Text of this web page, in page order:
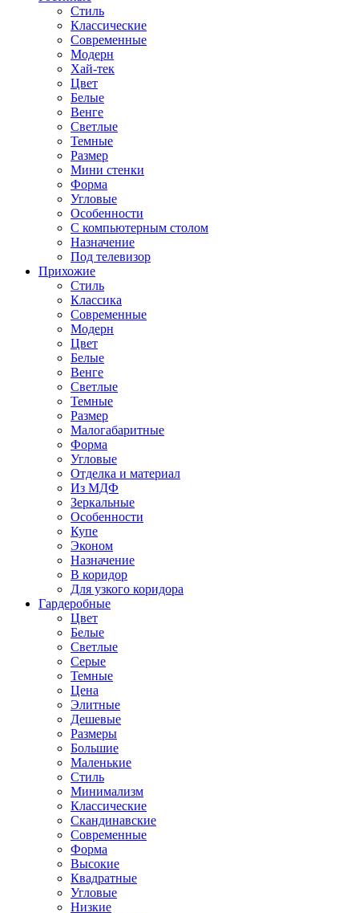
Стиль
Классические
Современные
Модерн
Хай-тек
Цвет
Белые
Венге
Светлые
Темные
Размер
Мини стенки
Форма
Угловые
Особенности
С компьютерным столом
Назначение
Под телевизор
Прихожие
Стиль
Классика
Современные
Модерн
Цвет
Белые
Венге
Светлые
Темные
Размер
Малогабаритные
Форма
Угловые
Отделка и материал
Из МДФ
Зеркальные
Особенности
Купе
Эконом
Назначение
В коридор
Для узкого коридора
Гардеробные
Цвет
Белые
Светлые
Серые
Темные
Цена
Элитные
Дешевые
Размеры
Большие
Маленькие
Стиль
Минимализм
Классические
Скандинавские
Современные
Форма
Высокие
Квадратные
Угловые
Низкие